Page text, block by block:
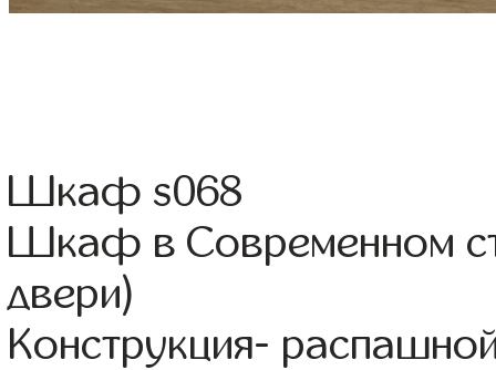
Шкаф s068
Шкаф в Современном
двери)
Конструкция-